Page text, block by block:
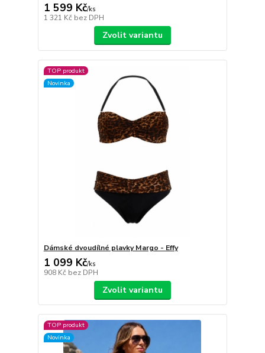
1 599 Kč/ks
1 321 Kč bez DPH
Zvolit variantu
TOP produkt
Novinka
Dámské dvoudílné plavky Margo - Effy
1 099 Kč/ks
908 Kč bez DPH
Zvolit variantu
TOP produkt
Novinka